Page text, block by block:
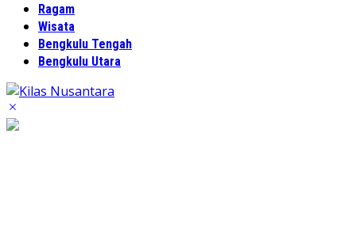
Ragam
Wisata
Bengkulu Tengah
Bengkulu Utara